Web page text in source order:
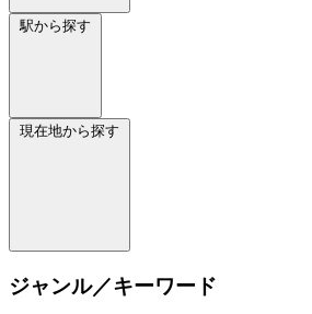
駅から探す
現在地から探す
ジャンル／キーワード